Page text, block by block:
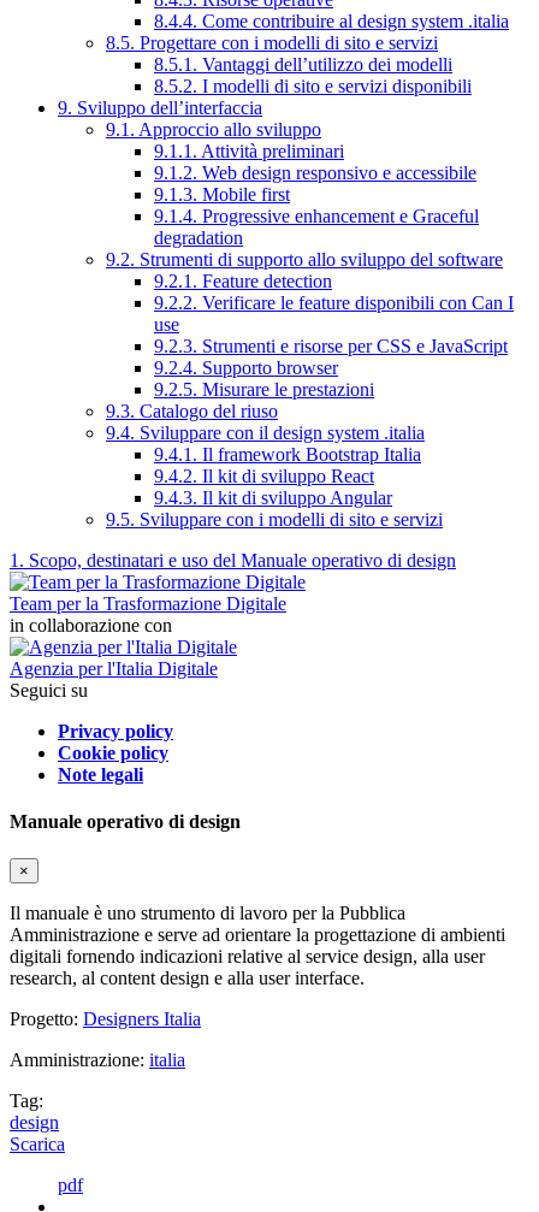
8.4.4. Come contribuire al design system .italia
8.5. Progettare con i modelli di sito e servizi
8.5.1. Vantaggi dell’utilizzo dei modelli
8.5.2. I modelli di sito e servizi disponibili
9. Sviluppo dell’interfaccia
9.1. Approccio allo sviluppo
9.1.1. Attività preliminari
9.1.2. Web design responsivo e accessibile
9.1.3. Mobile first
9.1.4. Progressive enhancement e Graceful
degradation
9.2. Strumenti di supporto allo sviluppo del software
9.2.1. Feature detection
9.2.2. Verificare le feature disponibili con Can I
use
9.2.3. Strumenti e risorse per CSS e JavaScript
9.2.4. Supporto browser
9.2.5. Misurare le prestazioni
9.3. Catalogo del riuso
9.4. Sviluppare con il design system .italia
9.4.1. Il framework Bootstrap Italia
9.4.2. Il kit di sviluppo React
9.4.3. Il kit di sviluppo Angular
9.5. Sviluppare con i modelli di sito e servizi
1. Scopo, destinatari e uso del Manuale operativo di design
Team per la Trasformazione Digitale
in collaborazione con
Agenzia per l'Italia Digitale
Seguici su
Privacy policy
Cookie policy
Note legali
Manuale operativo di design
×
Il manuale è uno strumento di lavoro per la Pubblica
Amministrazione e serve ad orientare la progettazione di ambienti
digitali fornendo indicazioni relative al service design, alla user
research, al content design e alla user interface.
Progetto: Designers Italia
Amministrazione: italia
Tag:
design
Scarica
pdf